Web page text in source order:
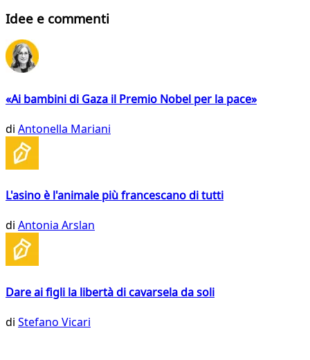
Idee e commenti
«Ai bambini di Gaza il Premio Nobel per la pace»
di Antonella Mariani
L'asino è l'animale più francescano di tutti
di Antonia Arslan
Dare ai figli la libertà di cavarsela da soli
di Stefano Vicari